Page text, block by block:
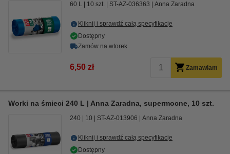
60 L 10 szt. ST-AZ-036363 Anna Zaradna
Kliknij i sprawdź całą specyfikacje
Dostępny
Zamów na wtorek
6,50 zł Zamawiam
Worki na śmieci 240 L | Anna Zaradna, supermocne, 10 szt.
240 10 ST-AZ-013906 Anna Zaradna
Kliknij i sprawdź całą specyfikacje
Dostępny